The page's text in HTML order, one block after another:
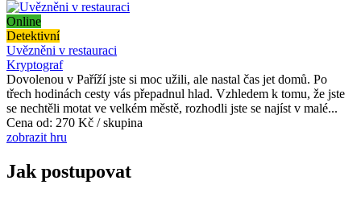
Online
Detektivní
Uvězněni v restauraci
Kryptograf
Dovolenou v Paříží jste si moc užili, ale nastal čas jet domů. Po
třech hodinách cesty vás přepadnul hlad. Vzhledem k tomu, že jste
se nechtěli motat ve velkém městě, rozhodli jste se najíst v malé...
Cena od: 270 Kč / skupina
zobrazit hru
Jak postupovat